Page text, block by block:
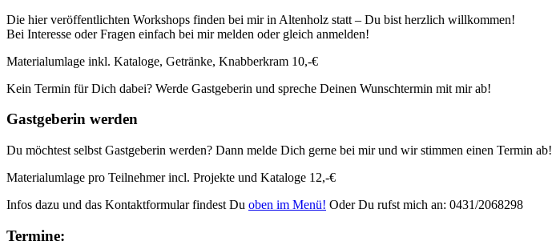
Die hier veröffentlichten Workshops finden bei mir in Altenholz statt – Du bist herzlich willkommen!
Bei Interesse oder Fragen einfach bei mir melden oder gleich anmelden!
Materialumlage inkl. Kataloge, Getränke, Knabberkram 10,-€
Kein Termin für Dich dabei? Werde Gastgeberin und spreche Deinen Wunschtermin mit mir ab!
Gastgeberin werden
Du möchtest selbst Gastgeberin werden? Dann melde Dich gerne bei mir und wir stimmen einen Termin ab!
Materialumlage pro Teilnehmer incl. Projekte und Kataloge 12,-€
Infos dazu und das Kontaktformular findest Du oben im Menü! Oder Du rufst mich an: 0431/2068298
Termine: